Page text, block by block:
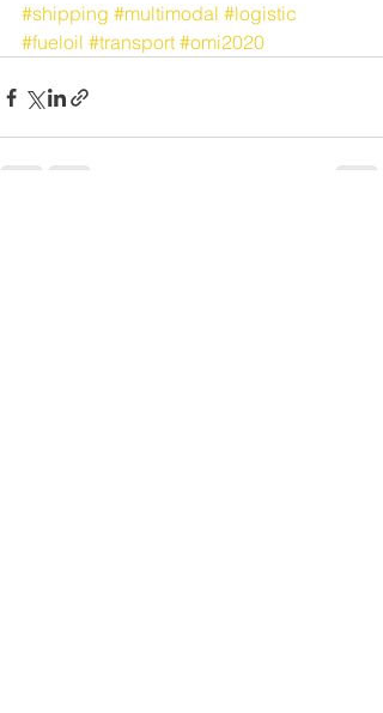
#shipping #multimodal #logistic
#fueloil #transport #omi2020